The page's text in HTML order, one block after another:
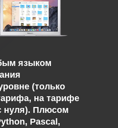
языком
(только
на тарифе
Плюсом
Pascal,